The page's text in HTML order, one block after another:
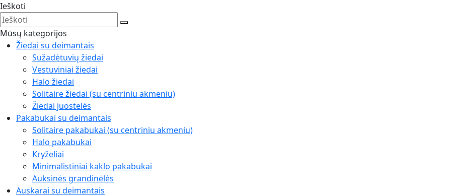
Ieškoti
Mūsų kategorijos
Žiedai su deimantais
Sužadėtuvių žiedai
Vestuviniai žiedai
Halo žiedai
Solitaire žiedai (su centriniu akmeniu)
Žiedai juostelės
Pakabukai su deimantais
Solitaire pakabukai (su centriniu akmeniu)
Halo pakabukai
Kryželiai
Minimalistiniai kaklo pakabukai
Auksinės grandinėlės
Auskarai su deimantais